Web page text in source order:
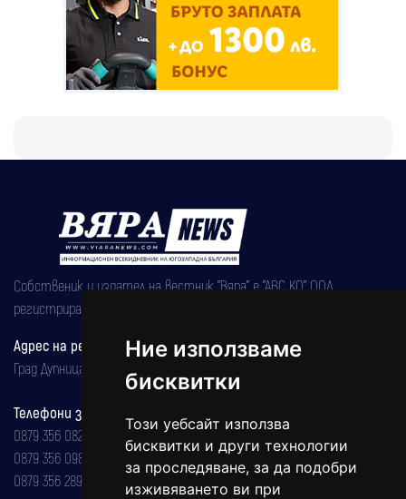
Ние използваме
бисквитки
Този уебсайт използва
бисквитки и други технологии
за проследяване, за да подобри
изживяването ви при
Собственик и издател на вестник "Вяра" е "АВС КО" ООД,
регистрирана на 08.05.2002 година.
Адрес на редакцията
Град Дупница, ул.''Христо Ботев" 43
Телефони за реклама и абонаменти
0879 356 082
0879 356 098
0879 356 289